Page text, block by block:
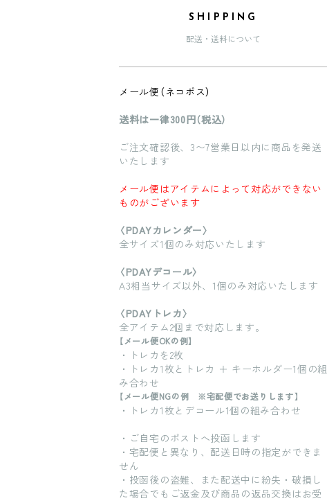
SHIPPING
配送・送料について
メール便（ネコポス）
送料は一律300円（税込）
ご注文確認後、3〜7営業日以内に商品を発送
いたします
メール便はアイテムによって対応ができない
ものがございます
〈PDAYカレンダー〉
全サイズ1個のみ対応いたします
〈PDAYデコール〉
A3相当サイズ以外、1個のみ対応いたします
〈PDAYトレカ〉
全アイテム2個まで対応します。
【メール便OKの例】
・トレカを2枚
・トレカ1枚とトレカ ＋ キーホルダー1個の組
み合わせ
【メール便NGの例 ※宅配便でお送りします】
・トレカ1枚とデコール1個の組み合わせ
・ご自宅のポストへ投函します
・宅配便と異なり、配送日時の指定ができま
せん
・投函後の盗難、また配送中に紛失・破損し
た場合でもご返金及び商品の返品交換はお受